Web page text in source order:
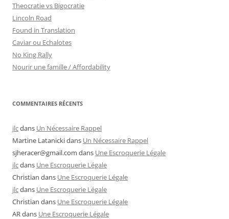
Theocratie vs Bigocratie
Lincoln Road
Found in Translation
Caviar ou Echalotes
No King Rally
Nourir une famille / Affordability
COMMENTAIRES RÉCENTS
jlcdans Un Nécessaire Rappel
Martine Latanickidans Un Nécessaire Rappel
sjheracer@gmail.com dans Une Escroquerie Légale
jlcdans Une Escroquerie Légale
Christian dans Une Escroquerie Légale
jlcdans Une Escroquerie Légale
Christian dans Une Escroquerie Légale
AR dans Une Escroquerie Légale